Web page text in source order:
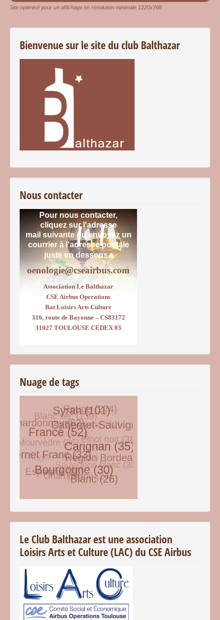
Site optimisé pour un affichage en résolution minimale 1220x768
Bienvenue sur le site du club Balthazar
Nous contacter
Pour nous contacter,
cliquez sur l'adresse
mail suivante ou envoyez un
courrierà l'adresse postale
juste en dessous :
oenologie@cseairbus.com
Association Le Balthazar
CSE Airbus Operations
Bat Loisirs Arts Culture
316, route de Bayonne – CS83172
31027 TOULOUSE CEDEX 03
Nuage de tags
Le Club Balthazar est une association
Loisirs Arts et Culture (LAC) du CSE Airbus